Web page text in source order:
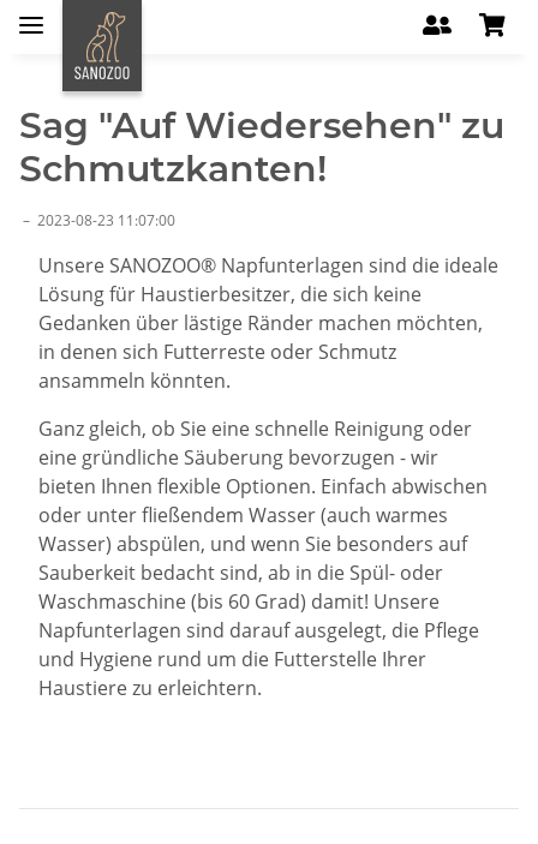
Sag "Auf Wiedersehen" zu
Schmutzkanten!
– 2023-08-23 11:07:00
Unsere SANOZOO® Napfunterlagen sind die ideale
Lösung für Haustierbesitzer, die sich keine
Gedanken über lästige Ränder machen möchten,
in denen sich Futterreste oder Schmutz
ansammeln könnten.
Ganz gleich, ob Sie eine schnelle Reinigung oder
eine gründliche Säuberung bevorzugen - wir
bieten Ihnen flexible Optionen. Einfach abwischen
oder unter fließendem Wasser (auch warmes
Wasser) abspülen, und wenn Sie besonders auf
Sauberkeit bedacht sind, ab in die Spül- oder
Waschmaschine (bis 60 Grad) damit! Unsere
Napfunterlagen sind darauf ausgelegt, die Pflege
und Hygiene rund um die Futterstelle Ihrer
Haustiere zu erleichtern.